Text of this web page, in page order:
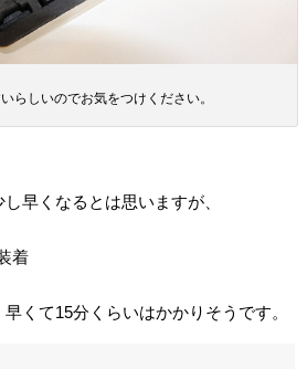
らしいのでお気をつけください。
早くなるとは思いますが、
着
くて15分くらいはかかりそうです。